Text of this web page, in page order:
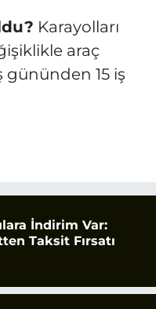
Karayolları
araç
gününden 15 iş
İndirim Var:
Taksit Fırsatı